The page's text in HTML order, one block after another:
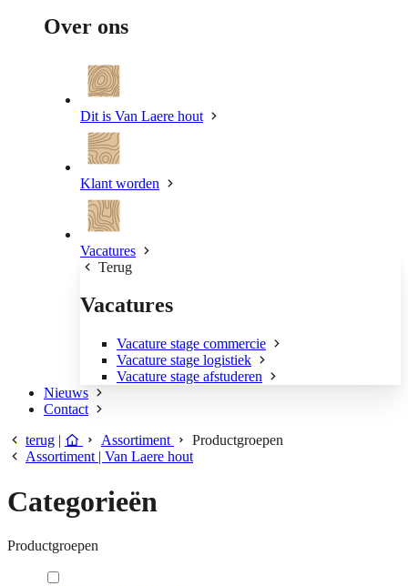
Over ons
Dit is Van Laere hout
Klant worden
Vacatures
Terug
Vacatures
Vacature stage commercie
Vacature stage logistiek
Vacature stage afstuderen
Nieuws
Contact
terug | Assortiment
Productgroepen
Assortiment | Van Laere hout
Categorieën
Productgroepen